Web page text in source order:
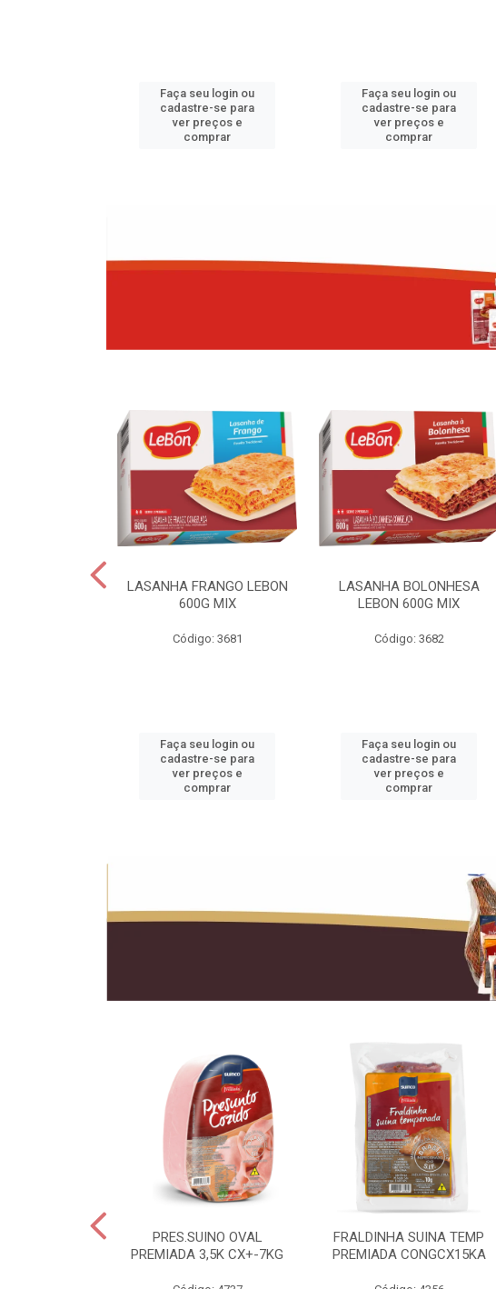
Faça seu login ou
cadastre-se para
ver preços e
comprar
Faça seu login ou
cadastre-se para
ver preços e
comprar
LASANHA FRANGO LEBON
600G MIX
Código: 3681
Faça seu login ou
cadastre-se para
ver preços e
comprar
LASANHA BOLONHESA
LEBON 600G MIX
Código: 3682
Faça seu login ou
cadastre-se para
ver preços e
comprar
PRES.SUINO OVAL
PREMIADA 3,5K CX+-7KG
FRALDINHA SUINA TEMP
PREMIADA CONGCX15KA